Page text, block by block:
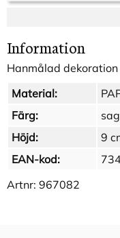
Information
Hanmålad
Material:
Färg:
Höjd:
9
EAN-kod:
Artnr: 967082